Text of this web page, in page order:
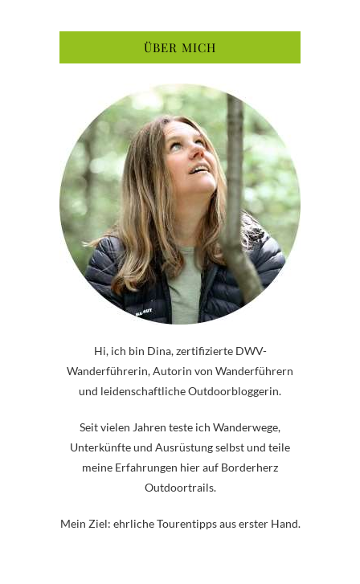
ÜBER MICH
Hi, ich bin Dina, zertifizierte DWV-
Wanderführerin, Autorin von Wanderführern
und leidenschaftliche Outdoorbloggerin.
Seit vielen Jahren teste ich Wanderwege,
Unterkünfte und Ausrüstung selbst und teile
meine Erfahrungen hier auf Borderherz
Outdoortrails.
Mein Ziel: ehrliche Tourentipps aus erster Hand.